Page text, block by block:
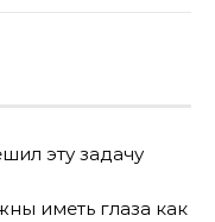
эту задачу
иметь глаза как